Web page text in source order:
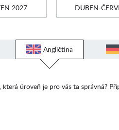
2027 DUBEN-
Angličtina
která úroveň je pro vás ta správná?